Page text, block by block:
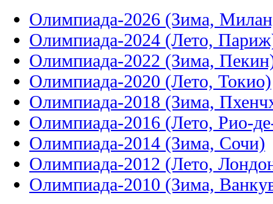
Олимпиада-2026 (Зима,
Олимпиада-2024 (Лето,
Олимпиада-2022 (Зима,
Олимпиада-2020 (Лето, Токио)
Олимпиада-2018 (Зима,
Олимпиада-2016 (Лето, Рио-
Олимпиада-2014 (Зима, Сочи)
Олимпиада-2012 (Лето,
Олимпиада-2010 (Зима,